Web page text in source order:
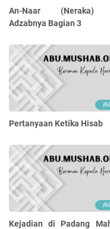
An-Naar (Neraka)
Adzabnya Bagian 3
Pertanyaan Ketika Hisab
Kejadian di Padang